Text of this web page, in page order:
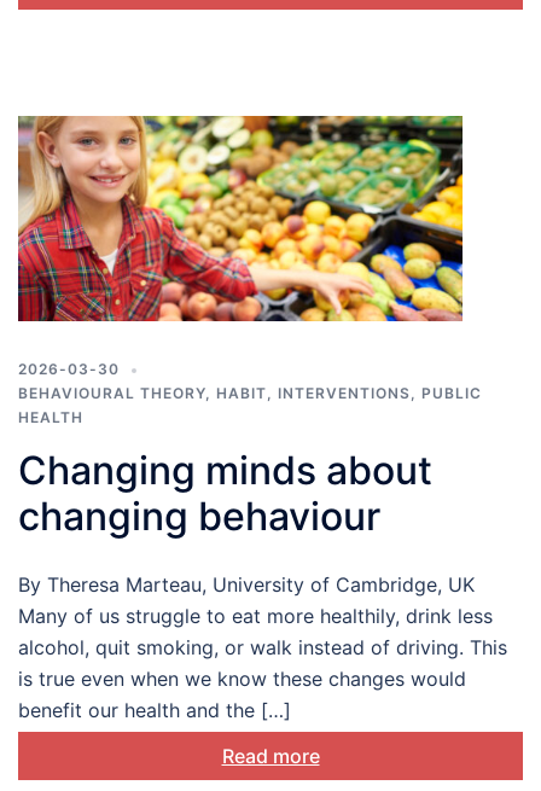
2026-03-30
BEHAVIOURAL THEORY, HABIT, INTERVENTIONS, PUBLIC
HEALTH
Changing minds about
changing behaviour
By Theresa Marteau, University of Cambridge, UK
Many of us struggle to eat more healthily, drink less
alcohol, quit smoking, or walk instead of driving. This
is true even when we know these changes would
benefit our health and the […]
Read more